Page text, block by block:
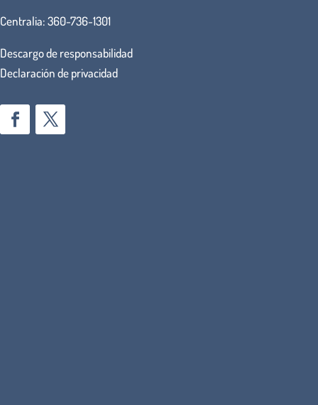
Centralia:360-736-1301
Descargo de responsabilidad
Declaración de privacidad